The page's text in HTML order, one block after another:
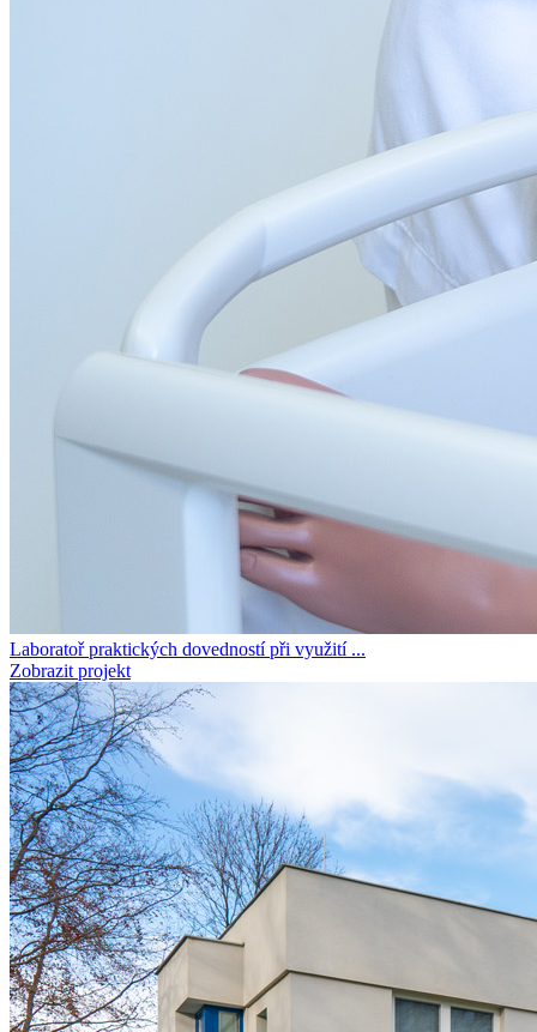
Laboratoř praktických dovedností při využití ...
Zobrazit projekt